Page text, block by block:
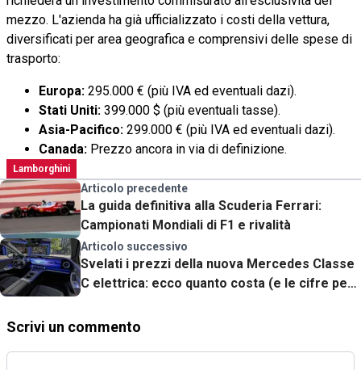
mezzo. L'azienda ha già ufficializzato i costi della vettura,
diversificati per area geografica e comprensivi delle spese di
trasporto:
Europa: 295.000 € (più IVA ed eventuali dazi).
Stati Uniti: 399.000 $ (più eventuali tasse).
Asia-Pacifico: 299.000 € (più IVA ed eventuali dazi).
Canada: Prezzo ancora in via di definizione.
Lamborghini
Articolo precedente
La guida definitiva alla Scuderia Ferrari:
Campionati Mondiali di F1 e rivalità
Articolo successivo
Svelati i prezzi della nuova Mercedes Classe
C elettrica: ecco quanto costa (e le cifre per
Scrivi un commento